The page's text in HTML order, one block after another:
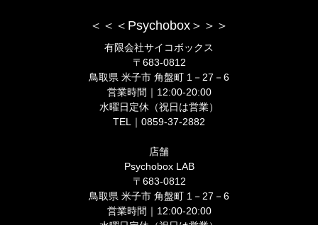
＜＜＜Psychobox＞＞＞
有限会社サイコボックス
〒683-0812
鳥取県 米子市 角盤町 1－27－6
営業時間｜12:00-20:00
水曜日定休（祝日は営業）
TEL｜0859-37-2882
店舗
Psychobox LAB
〒683-0812
鳥取県 米子市 角盤町 1－27－6
営業時間｜12:00-20:00